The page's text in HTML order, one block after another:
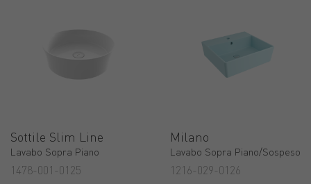
Sottile Slim Line
Lavabo Sopra Piano
1478-001-0125
Milano
Lavabo Sopra Piano/Sospeso
1216-029-0126